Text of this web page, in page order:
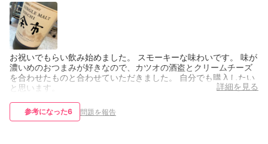
お祝いでもらい飲み始めました。 スモーキーな味わいです。 味が
濃いめのおつまみが好きなので、カツオの酒盗とクリームチーズ
を合わせたものと合わせていただきました。 自分でも購入したい
と思います。
詳細を見る
参考になった6 問題を報告